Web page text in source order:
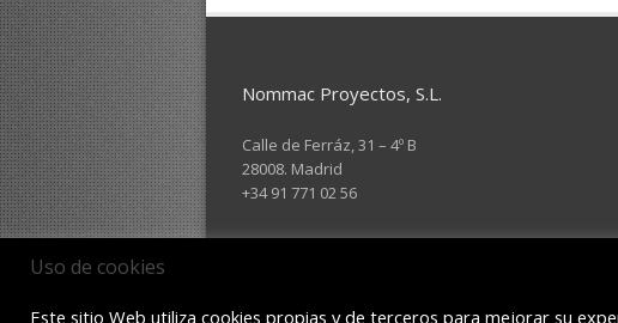
Nommac Proyectos, S.L.
Calle de Ferráz, 31 – 4º B
28008. Madrid
+34 91 771 02 56
Uso de cookies
Este sitio Web utiliza cookies propias y de terceros para mejorar su